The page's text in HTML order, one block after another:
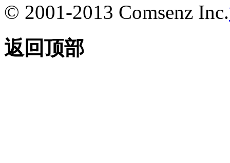
© 2001-2013 Comsenz Inc.
返回顶部